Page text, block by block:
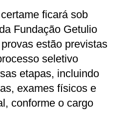
ficará sob
Fundação Getulio
estão previstas
seletivo
etapas, incluindo
exames físicos e
conforme o cargo